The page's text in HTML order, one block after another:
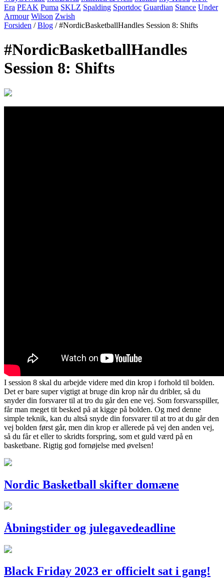
Era PEAK Puma SKLZ Spalding Sportdoc Guardian Stance Under
Armour Wilson Zwish
Forsiden /Blog / #NordicBasketballHandles Session 8: Shifts
#NordicBasketballHandles
Session 8: Shifts
I session 8 skal du arbejde videre med din krop i forhold til bolden.
Det er bare super vigtigt at bruge din krop når du dribler, så du
snyder din forsvarer til at tro du går den ene vej. Som forsvarsspiller,
får man meget tit besked på at kigge på bolden. Og med denne
simple teknik, kan du altså snyde din forsvarer til at tro at du går den
vej bolden først går, men din krop er allerede på vej den anden vej,
så du får et eller to skridts forspring, som et guld værd på en
basketbane. Rigtig god fornøjelse med øvelsen!
Nordic Basketball skifter domæne
Åbningstider og julegavedeadline
Black Friday 2023 er officielt sat i gang!